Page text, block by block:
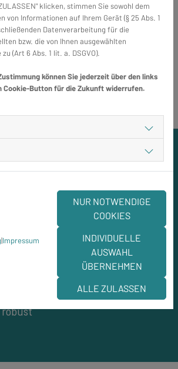
LISA?
robust
klicken, stimmen Sie sowohl dem
von Informationen auf Ihrem Gerät (§ 25 Abs. 1
Datenverarbeitung für die
bzw. die von Ihnen ausgewählten
(Art 6 Abs. 1 lit. a. DSGVO).
können Sie jederzeit über den links
Cookie-Button für die Zukunft widerrufen.
|Impressum
NUR NOTWENDIGE
COOKIES
INDIVIDUELLE
AUSWAHL
ÜBERNEHMEN
ALLE ZULASSEN